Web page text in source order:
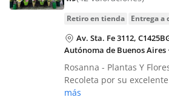
retiro en tienda entrega
Av. Sta. Fe 3112,
Autónoma de Buenos Aires ·
Rosanna - Plantas Y
Recoleta por su
más